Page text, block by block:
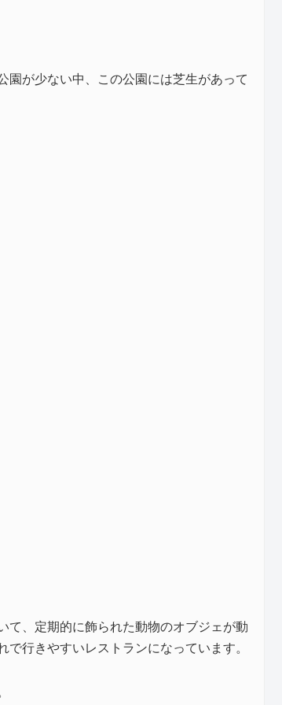
園が少ない中、この公園には芝生があって
て、定期的に飾られた動物のオブジェが動
行きやすいレストランになっています。